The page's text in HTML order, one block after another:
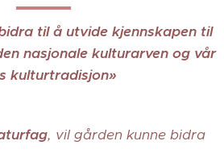
til å utvide kjennskapen til
nasjonale kulturarven og vår
kulturtradisjon»
, vil gården kunne bidra